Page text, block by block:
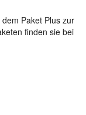
Paket Plus zur
finden sie bei